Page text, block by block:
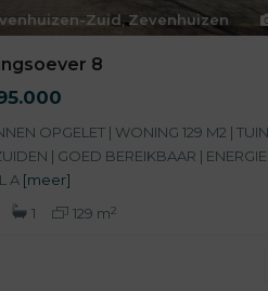
Zuid,Zevenhuizen
8
OPGELET | WONING 129 M2 |
| GOED BEREIKBAAR | ENERGIE
A [meer]
1 129 m2